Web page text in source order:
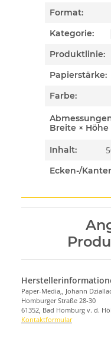
Format:
Kategorie:
Produktlinie:
Papierstärke:
Farbe:
Breite × Höhe
Inhalt:
Ecken-/
Paper-Media,, Johann
Homburger Straße 28-30
61352, Bad Homburg v. d.
Kontaktformular